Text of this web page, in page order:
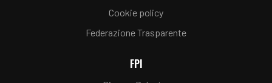
Cookie policy
Federazione Trasparente
FPI